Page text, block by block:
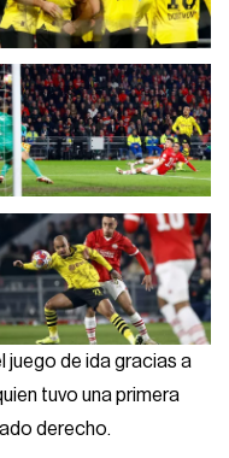
juego de ida gracias a
tuvo una primera
derecho.